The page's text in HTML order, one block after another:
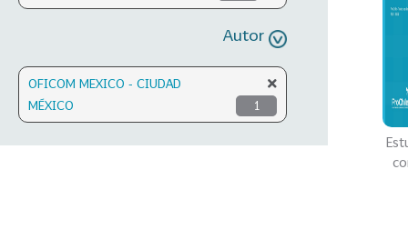
Autor
OFICOM MEXICO - CIUDAD
MÉXICO
1